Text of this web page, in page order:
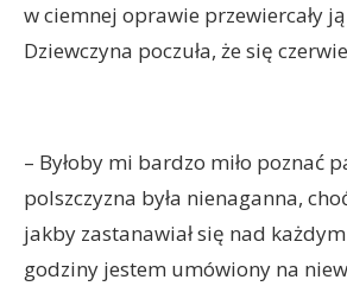
w ciemnej oprawie przewiercały
Dziewczyna poczuła, że się
– Byłoby mi bardzo miło poznać
polszczyzna była nienaganna,
jakby zastanawiał się nad każdym
godziny jestem umówiony na